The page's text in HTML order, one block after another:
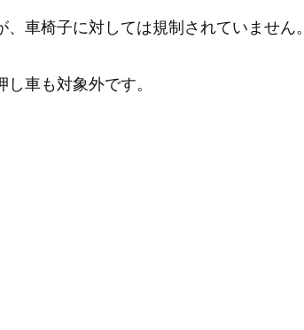
車椅子に対しては規制されていません。
車も対象外です。